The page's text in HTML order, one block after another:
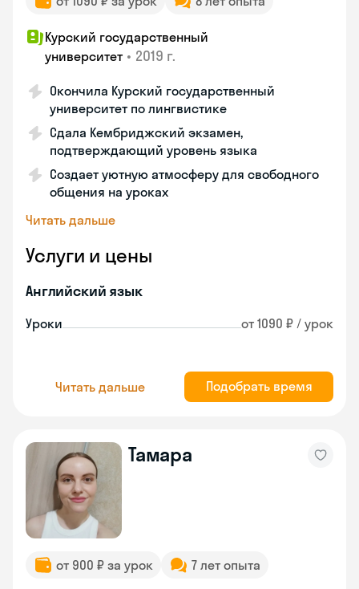
Курский государственный
университет • 2019 г.
Окончила Курский государственный
университет по лингвистике
Сдала Кембриджский экзамен,
подтверждающий уровень языка
Создает уютную атмосферу для свободного
общения на уроках
Читать дальше
Услуги и цены
Английский язык
Уроки от 1090 ₽ / урок
Читать дальше Подобрать время
Тамара
от 900 ₽ за урок 7 лет опыта